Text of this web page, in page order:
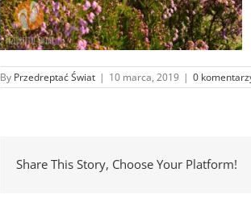
By Przedreptać Świat | 10 marca, 2019 | 0
Share This Story, Choose Your Platform!